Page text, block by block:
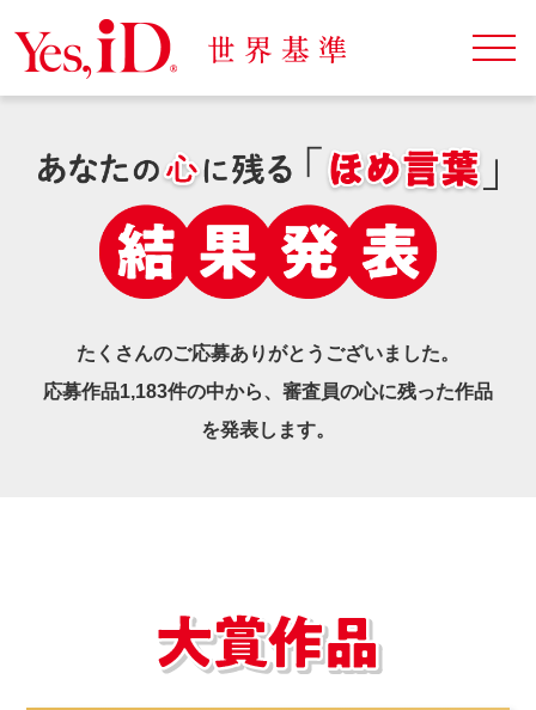
たくさんのご応募ありがとうございました。
応募作品1,183件の中から、審査員の心に残った作品
を発表します。